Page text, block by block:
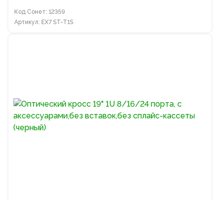
Код Сонет: 12359
Артикул: EX7 ST-T1S